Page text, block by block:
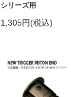
シリーズ用
1,305円(税込)